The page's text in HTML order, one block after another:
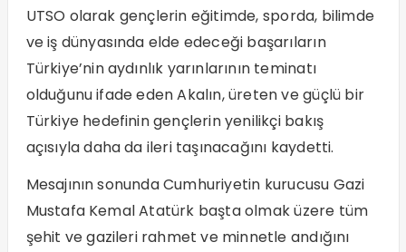
UTSO olarak gençlerin eğitimde, sporda, bilimde
ve iş dünyasında elde edeceği başarıların
Türkiye’nin aydınlık yarınlarının teminatı
olduğunu ifade eden Akalın, üreten ve güçlü bir
Türkiye hedefinin gençlerin yenilikçi bakış
açısıyla daha da ileri taşınacağını kaydetti.
Mesajının sonunda Cumhuriyetin kurucusu Gazi
Mustafa Kemal Atatürk başta olmak üzere tüm
şehit ve gazileri rahmet ve minnetle andığını